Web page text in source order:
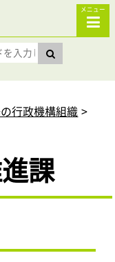
メニュー
行政機構組織
課